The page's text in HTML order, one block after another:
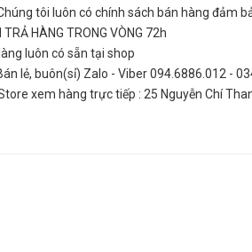
tôi luôn có chính sách bán hàng đảm
TRẢ HÀNG TRONG VÒNG 72h
luôn có sẵn tại shop
lẻ, buôn(sỉ) Zalo - Viber 094.6886.012 -
xem hàng trực tiếp : 25 Nguyễn Chí